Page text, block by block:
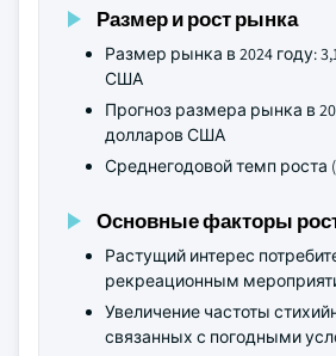
Размер и рост рынка
Размер рынка в 2024 году:
США
Прогноз размера рынка в
долларов США
Среднегодовой темп роста
Основные факторы
Растущий интерес
рекреационным
Увеличение частоты
связанных с погодными